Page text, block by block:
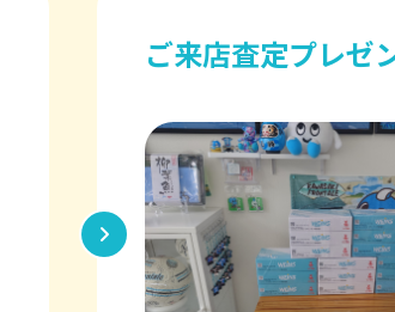
川崎フロンターレ